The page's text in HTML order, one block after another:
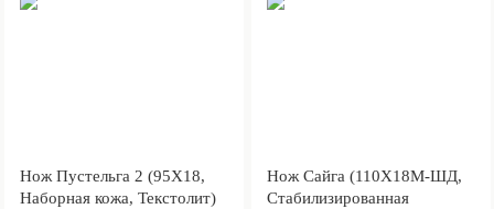
Нож Пустельга 2 (95Х18,
Наборная кожа, Текстолит)
Нож Сайга (110Х18М-ШД,
Стабилизированная